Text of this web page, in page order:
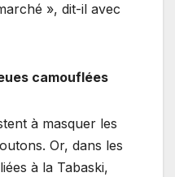
», dit-il avec
camouflées
à masquer les
Or, dans les
à la Tabaski,